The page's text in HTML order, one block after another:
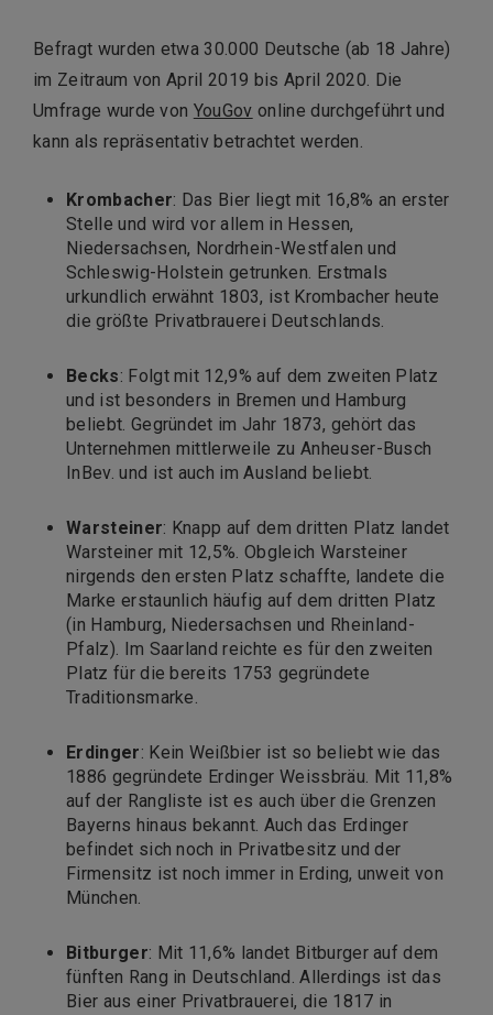
Befragt wurden etwa 30.000 Deutsche (ab 18 Jahre)
im Zeitraum von April 2019 bis April 2020. Die
Umfrage wurde von YouGov online durchgeführt und
kann als repräsentativ betrachtet werden.
Krombacher: Das Bier liegt mit 16,8% an erster
Stelle und wird vor allem in Hessen,
Niedersachsen, Nordrhein-Westfalen und
Schleswig-Holstein getrunken. Erstmals
urkundlich erwähnt 1803, ist Krombacher heute
die größte Privatbrauerei Deutschlands.
Becks: Folgt mit 12,9% auf dem zweiten Platz
und ist besonders in Bremen und Hamburg
beliebt. Gegründet im Jahr 1873, gehört das
Unternehmen mittlerweile zu Anheuser-Busch
InBev. und ist auch im Ausland beliebt.
Warsteiner: Knapp auf dem dritten Platz landet
Warsteiner mit 12,5%. Obgleich Warsteiner
nirgends den ersten Platz schaffte, landete die
Marke erstaunlich häufig auf dem dritten Platz
(in Hamburg, Niedersachsen und Rheinland-
Pfalz). Im Saarland reichte es für den zweiten
Platz für die bereits 1753 gegründete
Traditionsmarke.
Erdinger: Kein Weißbier ist so beliebt wie das
1886 gegründete Erdinger Weissbräu. Mit 11,8%
auf der Rangliste ist es auch über die Grenzen
Bayerns hinaus bekannt. Auch das Erdinger
befindet sich noch in Privatbesitz und der
Firmensitz ist noch immer in Erding, unweit von
München.
Bitburger: Mit 11,6% landet Bitburger auf dem
fünften Rang in Deutschland. Allerdings ist das
Bier aus einer Privatbrauerei, die 1817 in